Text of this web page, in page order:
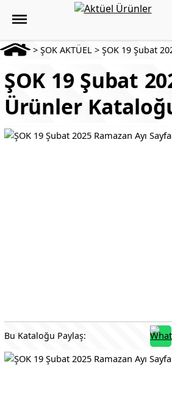
> ŞOK AKTÜEL > ŞOK 19 Şubat
ŞOK 19 Şubat
Ürünler
Bu Kataloğu Paylaş: